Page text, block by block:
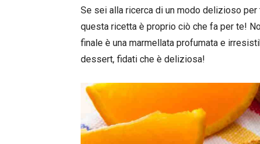
Se sei alla ricerca di un modo delizioso
questa ricetta è proprio ciò che fa per te!
finale è una marmellata profumata e
dessert, fidati che è deliziosa!